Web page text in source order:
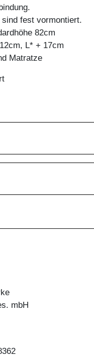
fest vormontiert.
82cm
L* + 17cm
Matratze
mbH